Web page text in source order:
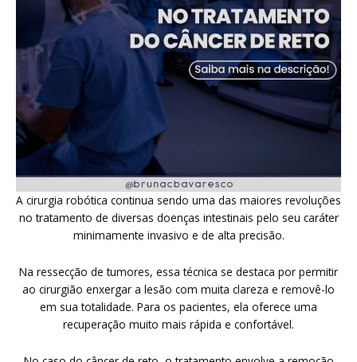
A cirurgia robótica continua sendo uma das maiores revoluções
no tratamento de diversas doenças intestinais pelo seu caráter
minimamente invasivo e de alta precisão.
Na ressecção de tumores, essa técnica se destaca por permitir
ao cirurgião enxergar a lesão com muita clareza e removê-lo
em sua totalidade. Para os pacientes, ela oferece uma
recuperação muito mais rápida e confortável.